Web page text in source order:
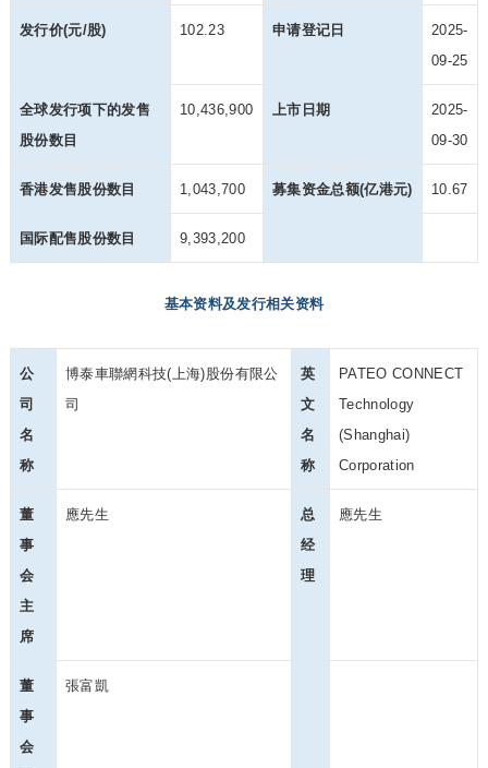
发行价(元/股) 102.23 申请登记日
2025-
09-25
全球发行项下的发售
股份数目
10,436,900 上市日期
2025-
09-30
香港发售股份数目 1,043,700 募集资金总额(亿港元) 10.67
国际配售股份数目 9,393,200
基本资料及发行相关资料
公
司
名
称
博泰車聯網科技(上海)股份有限公
司
英
文
名
称
PATEO CONNECT
Technology
(Shanghai)
Corporation
董
事
会
主
席
應先生
总
经
理
應先生
董
事
会
張富凱